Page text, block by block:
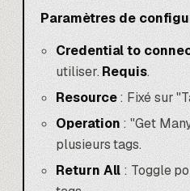
Paramètres de
Credential to
utiliser.Requis.
Resource: Fixé sur
Operation: "Get
plusieurs tags.
Return All: Toggle